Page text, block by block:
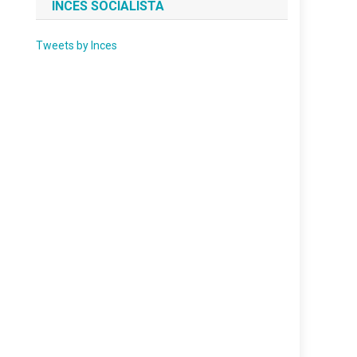
INCES SOCIALISTA
Tweets by Inces